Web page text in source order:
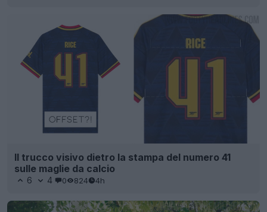
Il trucco visivo dietro la stampa del numero 41
sulle maglie da calcio
6 4 0 824 4h